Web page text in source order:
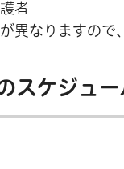
者
異なりますので
スケジュー